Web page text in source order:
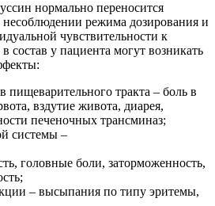
нормально переносится
режима дозирования и
чувствительности к
состав у пациента могут возникать
пищеварительного тракта – боль в
вздутие живота, диарея,
печеночных трансминаз;
системы –
головные боли, заторможенность,
– высыпания по типу эритемы,